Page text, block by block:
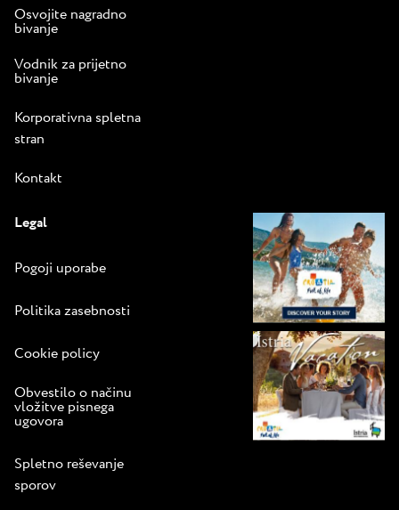
Osvojite nagradno
bivanje
Vodnik za prijetno
bivanje
Korporativna spletna
stran
Kontakt
Legal
Pogoji uporabe
Politika zasebnosti
Cookie policy
Obvestilo o načinu
vložitve pisnega
ugovora
Spletno reševanje
sporov